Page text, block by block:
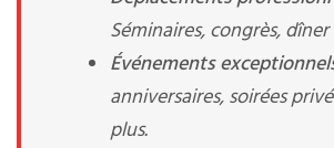
Séminaires, congrès,
Événements
anniversaires, soirées
plus.